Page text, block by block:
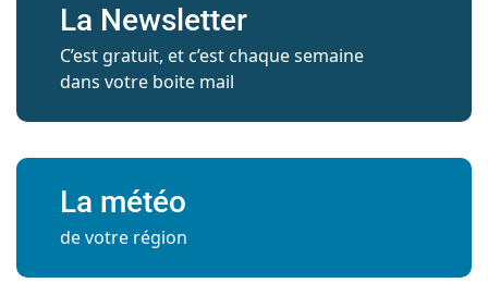
La Newsletter
C’est gratuit, et c’est chaque semaine
dans votre boite mail
La météo
de votre région